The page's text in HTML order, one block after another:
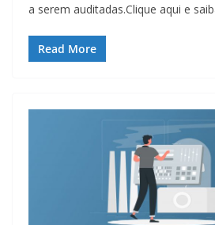
a serem auditadas.Clique aqui e
Read More